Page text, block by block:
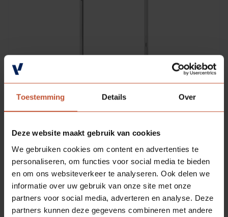
Toestemming Details Over
Deze website maakt gebruik van cookies
We gebruiken cookies om content en advertenties te
personaliseren, om functies voor social media te bieden
en om ons websiteverkeer te analyseren. Ook delen we
informatie over uw gebruik van onze site met onze
partners voor social media, adverteren en analyse. Deze
partners kunnen deze gegevens combineren met andere